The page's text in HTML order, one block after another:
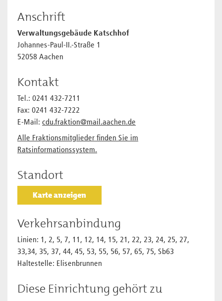
Anschrift
Verwaltungsgebäude Katschhof
Johannes-Paul-II.-Straße 1
52058 Aachen
Kontakt
Tel.: 0241 432-7211
Fax: 0241 432-7222
E-Mail: cdu.fraktion@mail.aachen.de
Alle Fraktionsmitglieder finden Sie im
Ratsinformationssystem.
Standort
Karte anzeigen
Verkehrsanbindung
Linien: 1, 2, 5, 7, 11, 12, 14, 15, 21, 22, 23, 24, 25, 27,
33,34, 35, 37, 44, 45, 53, 55, 56, 57, 65, 75, Sb63
Haltestelle: Elisenbrunnen
Diese Einrichtung gehört zu